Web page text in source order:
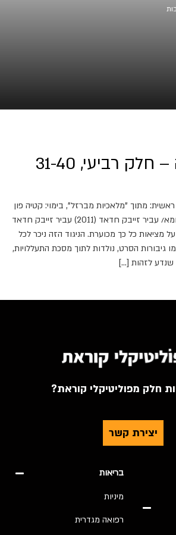
רביעי, 31-40
מתוך "מלאכיות מברזל", בימוי: קטיה פון
גרנייה, צילום מסך). 31. דומא/ עביר זייבק חדאד (2011) עביר זייבק חדאד
מציאות כל כך מכוערת. הניגוד הזה ניכר לכל
גיבורות הסרט, נולדות לתוך מסכת התעללויות,
שנדע לזהות […]
חלק מפוליטיקלי קוראת?
יצירת קשר
בריאות
מיניות
רפואה מגדרית